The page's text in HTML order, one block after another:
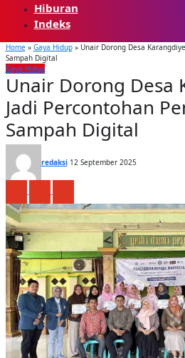
Hiburan
Indeks
Home» Gaya Hidup» Unair Dorong Desa
Sampah Digital
Gaya Hidup
Unair Dorong Desa
Jadi Percontohan
Sampah Digital
redaksi 12 September 2025